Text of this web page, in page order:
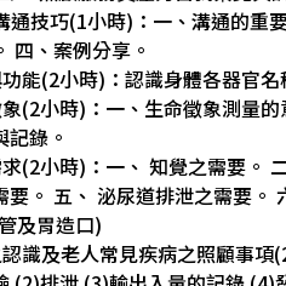
通技巧(1小時)：一、溝通的重
四、案例分享。
能(2小時)：認識身體各器官
(2小時)：一、生命徵象測量
錄。
(2小時)：一、 知覺之需要。
要。 五、 泌尿道排泄之需要。
及胃造口)
識及老人常見疾病之照顧事